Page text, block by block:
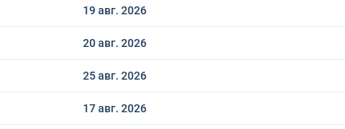
19 авг. 2026
20 авг. 2026
25 авг. 2026
17 авг. 2026